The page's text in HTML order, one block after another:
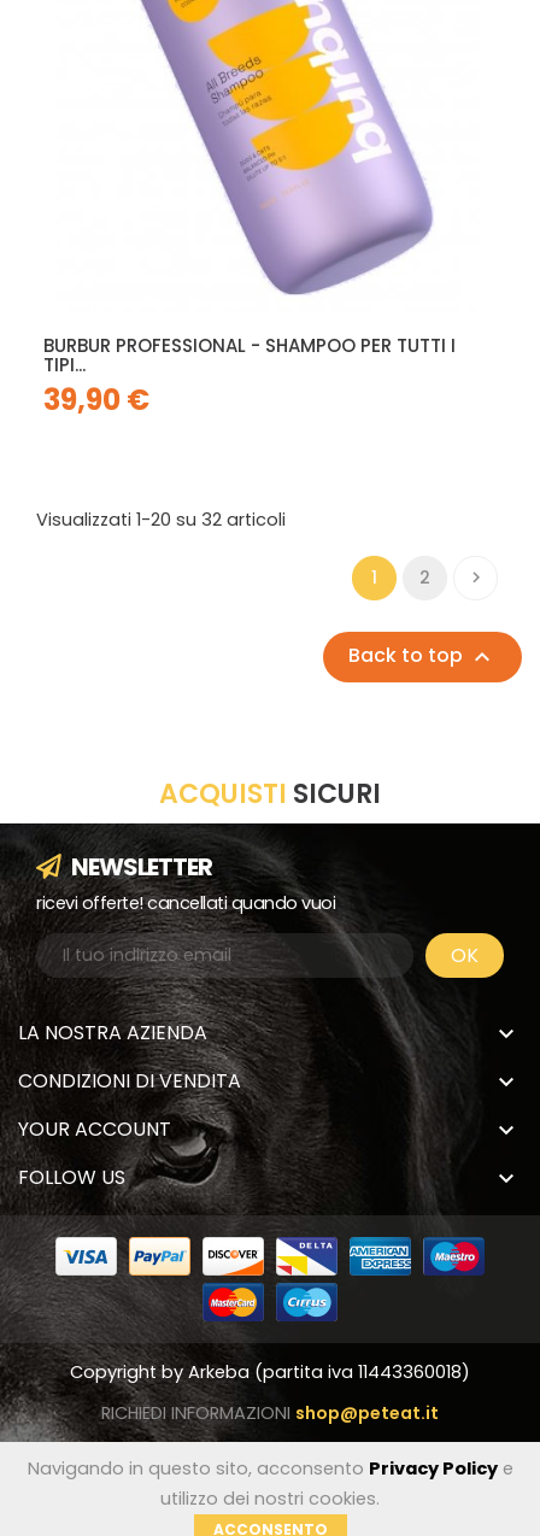
BURBUR PROFESSIONAL - SHAMPOO PER TUTTI I
TIPI...
39,90 €
Visualizzati 1-20 su 32 articoli
1 2 
Back to top 
ACQUISTI SICURI
NEWSLETTER
ricevi offerte! cancellati quando vuoi
LA NOSTRA AZIENDA 
CONDIZIONI DI VENDITA 
YOUR ACCOUNT 
FOLLOW US 
Copyright by Arkeba (partita iva 11443360018)
RICHIEDI INFORMAZIONI shop@peteat.it
Navigando in questo sito, acconsento Privacy Policye
utilizzo dei nostri cookies.
ACCONSENTO